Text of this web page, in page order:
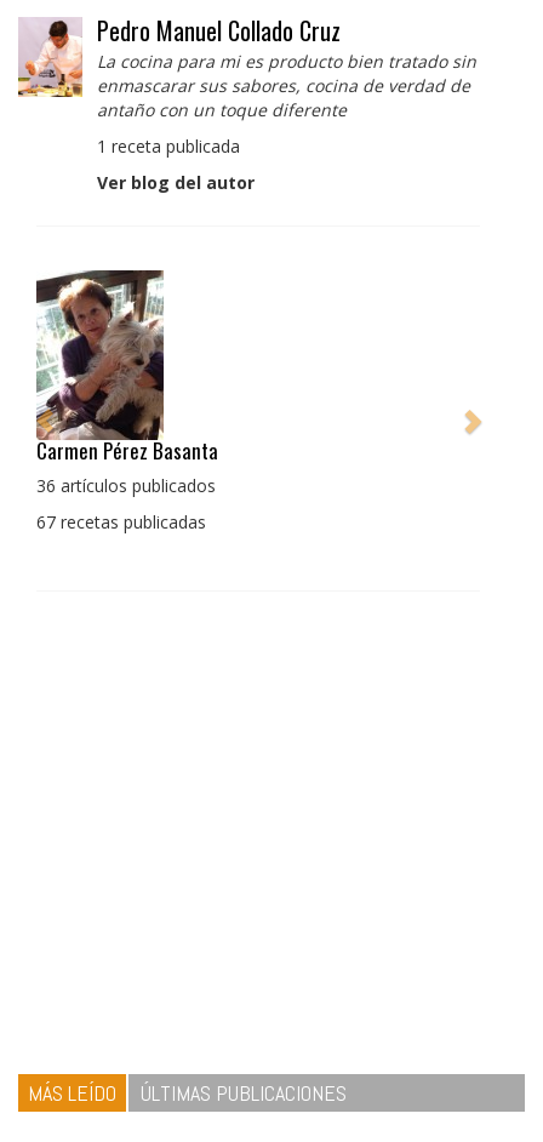
Pedro Manuel Collado Cruz
La cocina para mi es producto bien tratado sin
enmascarar sus sabores, cocina de verdad de
antaño con un toque diferente
1 receta publicada
Ver blog del autor
Pedro Manuel Collado Cruz
La cocina para mi es producto bien tratado sin
con un toque diferente